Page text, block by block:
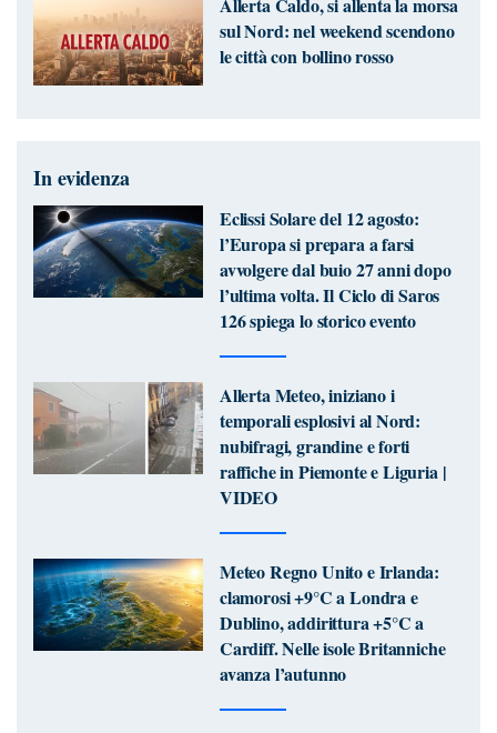
sul Nord: nel weekend scendono
le città con bollino rosso
In evidenza
Eclissi Solare del 12 agosto:
l’Europa si prepara a farsi
avvolgere dal buio 27 anni dopo
l’ultima volta. Il Ciclo di Saros
126 spiega lo storico evento
Allerta Meteo, iniziano i
temporali esplosivi al Nord:
nubifragi, grandine e forti
raffiche in Piemonte e Liguria |
VIDEO
Meteo Regno Unito e Irlanda:
clamorosi +9°C a Londra e
Dublino, addirittura +5°C a
Cardiff. Nelle isole Britanniche
avanza l’autunno